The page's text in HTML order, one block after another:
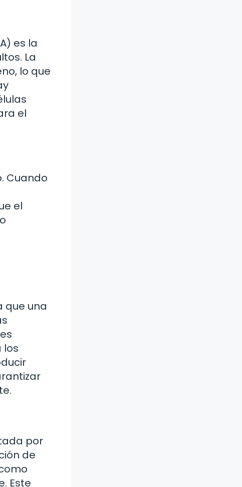
es la
La
lo que
el
Cuando
el
que una
los
por
de
Este